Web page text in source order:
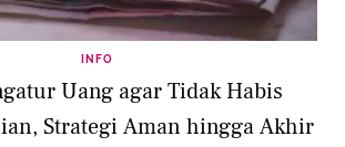
INFO
Uang agar Tidak Habis
Strategi Aman hingga Akhir